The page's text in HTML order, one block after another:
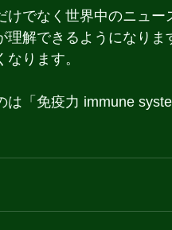
でなく世界中のニュー
解できるようになりま
ります。
は「免疫力 immune